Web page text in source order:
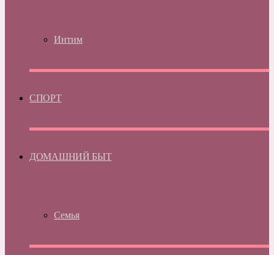
Интим
СПОРТ
ДОМАШНИЙ БЫТ
Семья